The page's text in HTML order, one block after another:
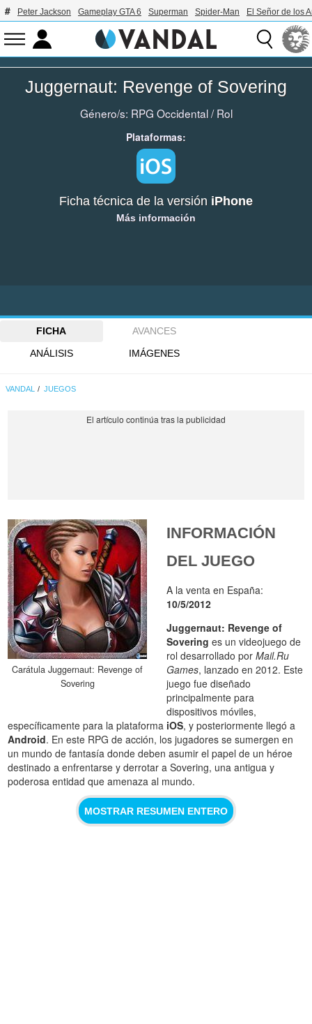
Peter Jackson Gameplay GTA 6 Superman Spider-Man El Señor de los
Juggernaut: Revenge of Sovering
Género/s: RPG Occidental/Rol
Plataformas:
Ficha técnica de la versión iPhone
Más información
FICHA
AVANCES
ANÁLISIS
IMÁGENES
VANDAL JUEGOS
Carátula Juggernaut: Revenge of
Sovering
INFORMACIÓN
DEL JUEGO
A la venta en España:
10/5/2012
Juggernaut: Revenge of
Sovering es un videojuego de
rol desarrollado porMail.Ru
Games, lanzado en 2012. Este
juego fue diseñado
principalmente para
dispositivos móviles,
específicamente para la plataforma iOS, y posteriormente llegó a
Android. En este RPG de acción, los jugadores se sumergen en
un mundo de fantasía donde deben asumir el papel de un héroe
destinado a enfrentarse y derrotar a Sovering, una antigua y
poderosa entidad que amenaza al mundo.
MOSTRAR RESUMEN ENTERO